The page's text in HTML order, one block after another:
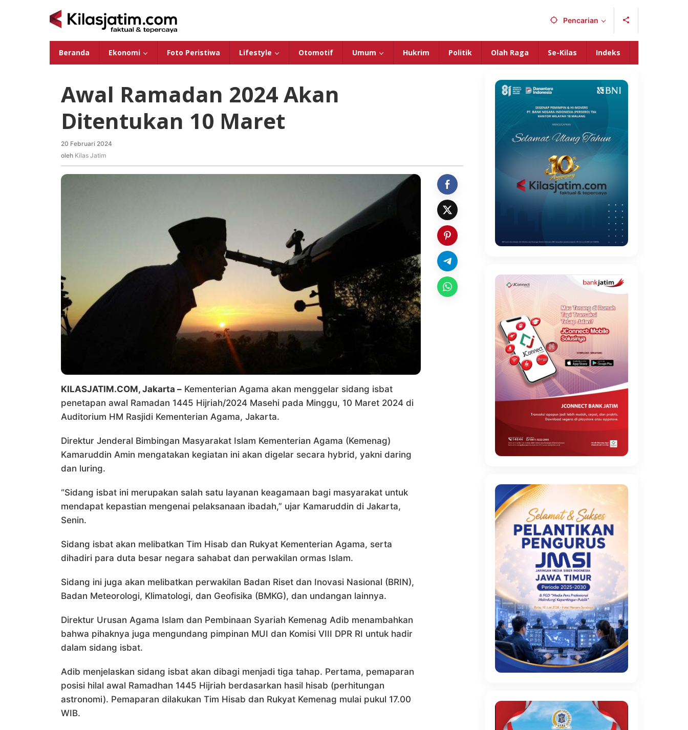
Pencarian
Beranda Ekonomi Foto Peristiwa Lifestyle Otomotif Umum Hukrim Politik Olah Raga Se-Kilas Indeks
Awal Ramadan 2024 Akan
Ditentukan 10 Maret
20 Februari 2024
oleh Kilas Jatim
KILASJATIM.COM, Jakarta – Kementerian Agama akan menggelar sidang isbat
penetapan awal Ramadan 1445 Hijriah/2024 Masehi pada Minggu, 10 Maret 2024 di
Auditorium HM Rasjidi Kementerian Agama, Jakarta.
Direktur Jenderal Bimbingan Masyarakat Islam Kementerian Agama (Kemenag)
Kamaruddin Amin mengatakan kegiatan ini akan digelar secara hybrid, yakni daring
dan luring.
“Sidang isbat ini merupakan salah satu layanan keagamaan bagi masyarakat untuk
mendapat kepastian mengenai pelaksanaan ibadah,” ujar Kamaruddin di Jakarta,
Senin.
Sidang isbat akan melibatkan Tim Hisab dan Rukyat Kementerian Agama, serta
dihadiri para duta besar negara sahabat dan perwakilan ormas Islam.
Sidang ini juga akan melibatkan perwakilan Badan Riset dan Inovasi Nasional (BRIN),
Badan Meteorologi, Klimatologi, dan Geofisika (BMKG), dan undangan lainnya.
Direktur Urusan Agama Islam dan Pembinaan Syariah Kemenag Adib menambahkan
bahwa pihaknya juga mengundang pimpinan MUI dan Komisi VIII DPR RI untuk hadir
dalam sidang isbat.
Adib menjelaskan sidang isbat akan dibagi menjadi tiga tahap. Pertama, pemaparan
posisi hilal awal Ramadhan 1445 Hijriah berdasarkan hasil hisab (perhitungan
astronomi). Pemaparan dilakukan Tim Hisab dan Rukyat Kemenag mulai pukul 17.00
WIB.